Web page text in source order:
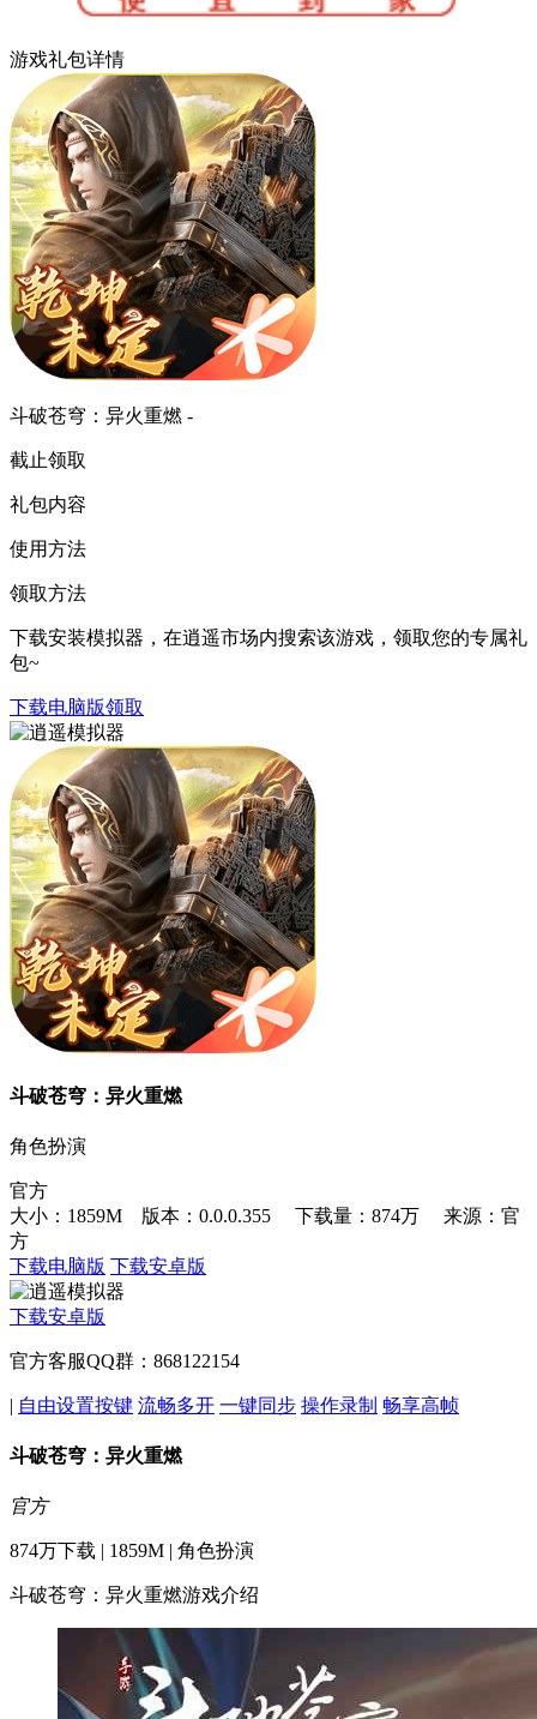
游戏礼包详情
斗破苍穹：异火重燃 -
截止领取
礼包内容
使用方法
领取方法
下载安装模拟器，在逍遥市场内搜索该游戏，领取您的专属礼
包~
下载电脑版领取
斗破苍穹：异火重燃
角色扮演
官方
大小：1859M 版本：0.0.0.355
下载量：874万
来源：官
方
下载电脑版 下载安卓版
下载安卓版
官方客服QQ群：868122154
| 自由设置按键 流畅多开 一键同步 操作录制 畅享高帧
斗破苍穹：异火重燃
官方
874万下载 | 1859M | 角色扮演
斗破苍穹：异火重燃游戏介绍